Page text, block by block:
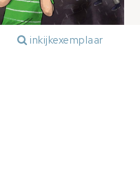
inkijkexemplaar